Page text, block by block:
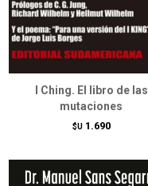
I Ching. El libro de las
mutaciones
$U 1.690